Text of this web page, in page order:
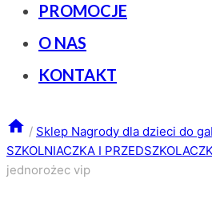
PROMOCJE
O NAS
KONTAKT
/ Sklep Nagrody dla dzieci do
SZKOLNIACZKA I
jednorożec vip